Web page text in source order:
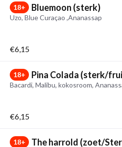
18+ Bluemoon (sterk)
Uzo, Blue Curaçao ,Ananassap
€6,15
18+ Pina Colada (sterk/
Bacardi, Malibu, kokosroom,
€6,15
18+ The harrold (zoet/